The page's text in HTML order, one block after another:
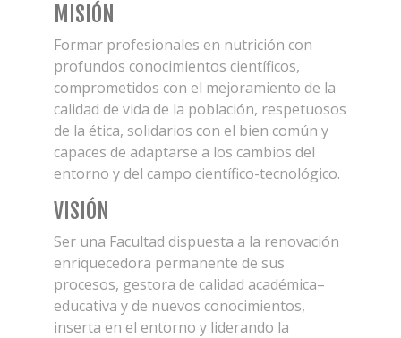
MISIÓN
Formar profesionales en nutrición con
profundos conocimientos científicos,
comprometidos con el mejoramiento de la
calidad de vida de la población, respetuosos
de la ética, solidarios con el bien común y
capaces de adaptarse a los cambios del
entorno y del campo científico-tecnológico.
VISIÓN
Ser una Facultad dispuesta a la renovación
enriquecedora permanente de sus
procesos, gestora de calidad académica–
educativa y de nuevos conocimientos,
inserta en el entorno y liderando la